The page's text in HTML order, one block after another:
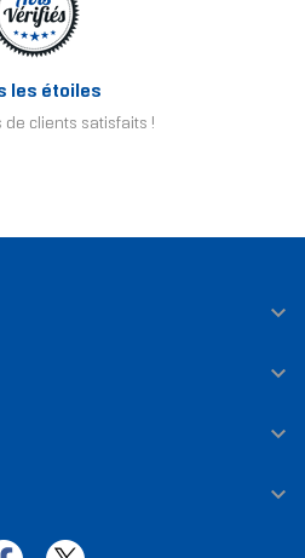
les étoiles
de clients satisfaits !



